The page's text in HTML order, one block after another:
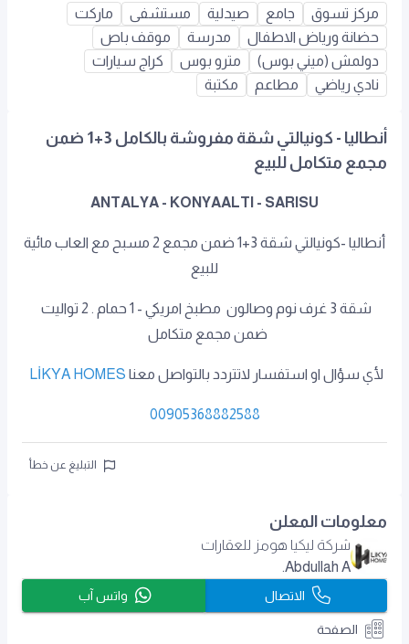
مركز تسوق جامع صيدلية مستشفى
ماركت
حضانة ورياض الاطفال
مدرسة
موقف باص
دولمش (ميني بوس)
مترو بوس
كراج سيارات
نادي رياضي
مطاعم مكتبة
أنطاليا - كونيالتي شقة مفروشة بالكامل 3+1 ضمن
مجمع متكامل للبيع
ANTALYA - KONYAALTI - SARISU
أنطاليا -كونيالتي شقة 3+1 ضمن مجمع 2 مسبح مع العاب مائية
للبيع
شقة 3 غرف نوم وصالون مطبخ امريكي - 1 حمام . 2 تواليت
ضمن مجمع متكامل
لأي سؤال او استفسار لاتتردد بالتواصل معنا LİKYA HOMES
00905368882588
التبليغ عن خطأ
معلومات المعلن
شركة ليكيا هومز للعقارات
Abdullah A.
الاتصال واتس آب
الصفحة